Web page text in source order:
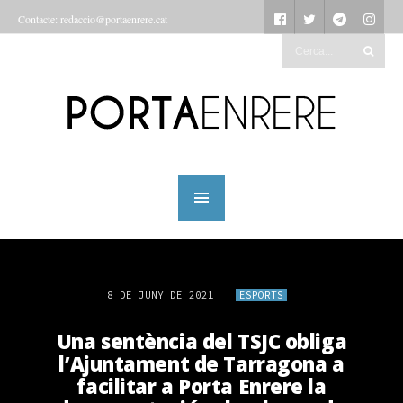
Contacte: redaccio@portaenrere.cat
8 DE JUNY DE 2021 ESPORTS
Una sentència del TSJC obliga
l’Ajuntament de Tarragona a
facilitar a Porta Enrere la